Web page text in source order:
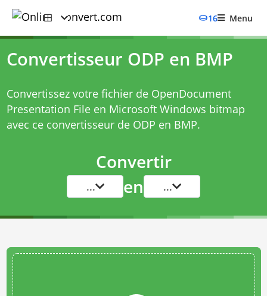
16 Menu
Convertisseur ODP en BMP
Convertissez votre fichier de OpenDocument
Presentation File en Microsoft Windows bitmap
avec ce convertisseur de ODP en BMP.
Convertir
... en ...